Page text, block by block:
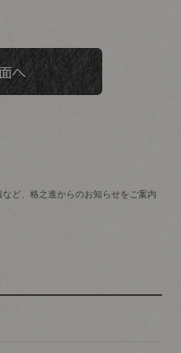
ど、格之進からのお知らせをご案内